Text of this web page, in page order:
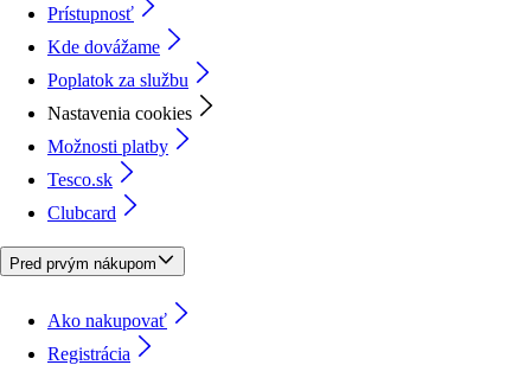
Prístupnosť
Kde dovážame
Poplatok za službu
Nastavenia cookies
Možnosti platby
Tesco.sk
Clubcard
Pred prvým nákupom
Ako nakupovať
Registrácia